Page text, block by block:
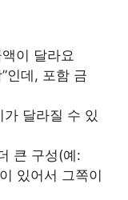
이 달라요
인데, 포함 금
가 달라질 수 있
큰 구성(예:
있어서 그쪽이